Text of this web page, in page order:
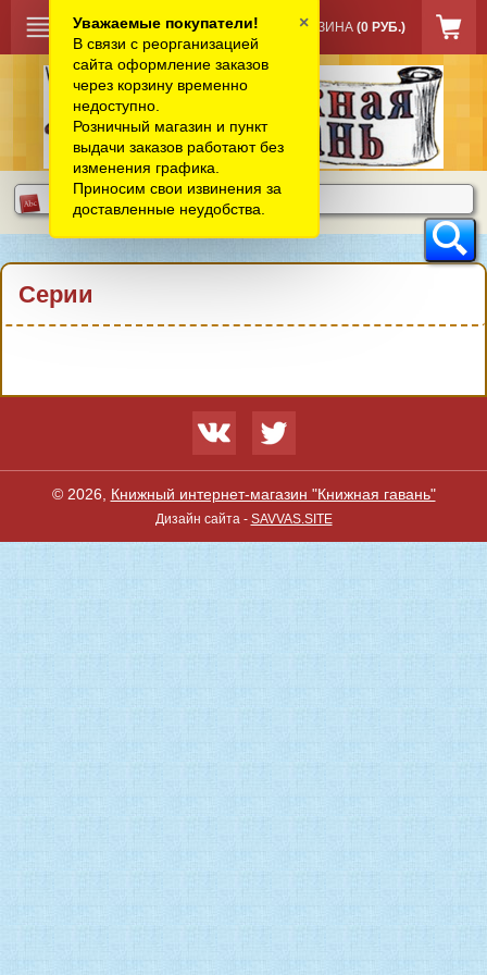
КОРЗИНА (0 РУБ.)
Серии
© 2026, Книжный интернет-магазин "Книжная гавань"
Дизайн сайта - SAVVAS.SITE
Уважаемые покупатели!
В связи с реорганизацией
сайта оформление заказов
через корзину временно
недоступно.
Розничный магазин и пункт
выдачи заказов работают без
изменения графика.
Приносим свои извинения за
доставленные неудобства.
×